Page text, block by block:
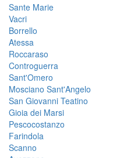
Sante Marie
Vacri
Borrello
Atessa
Roccaraso
Controguerra
Sant'Omero
Mosciano Sant'Angelo
San Giovanni Teatino
Gioia dei Marsi
Pescocostanzo
Farindola
Scanno